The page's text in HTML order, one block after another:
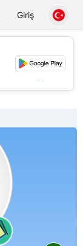
Giriş